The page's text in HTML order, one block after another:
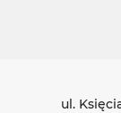
ul.